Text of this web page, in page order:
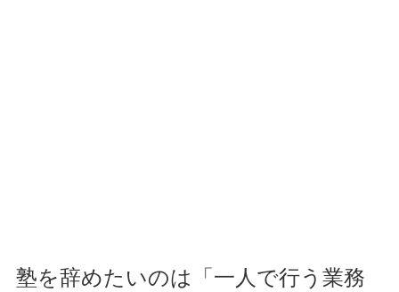
塾を辞めたいのは「一人で行う業務